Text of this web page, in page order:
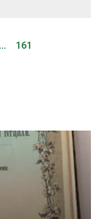
... 161